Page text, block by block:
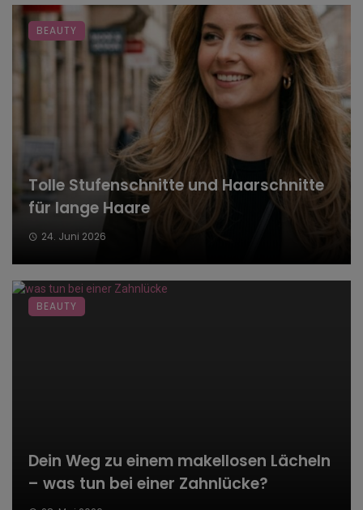
Tolle Stufenschnitte und Haarschnitte
für lange Haare
24. Juni 2026
BEAUTY
Dein Weg zu einem makellosen Lächeln
– was tun bei einer Zahnlücke?
BEAUTY